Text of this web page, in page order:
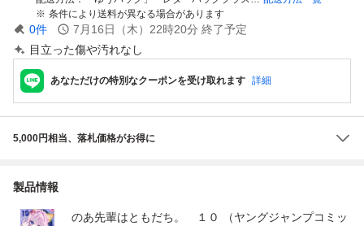
条件により送料が異なる場合があります
0件 7月16日（木）22時20分 終了予定
目立った傷や汚れなし
あなただけの特別なクーポンを受け取れます 詳細
5,000円相当、落札価格がお得に
製品情報
のあ先輩はともだち。 １０ （ヤングジャンプコミッ